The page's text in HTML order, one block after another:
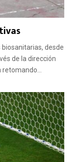
desde
de la dirección
retomando...